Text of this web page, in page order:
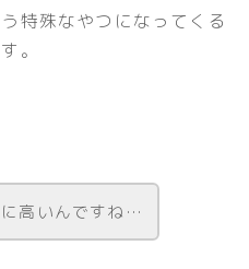
特殊なやつになってくる
。
高いんですね…